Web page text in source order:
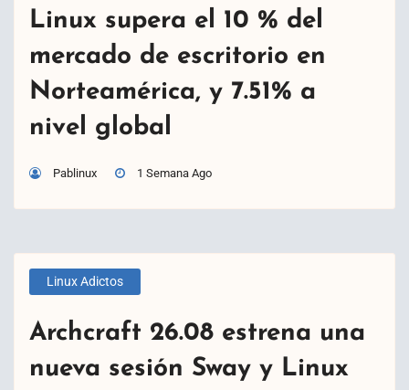
Linux supera el 10 % del
mercado de escritorio en
Norteamérica, y 7.51% a
nivel global
Pablinux 1 Semana Ago
Linux Adictos
Archcraft 26.08 estrena una
nueva sesión Sway y Linux